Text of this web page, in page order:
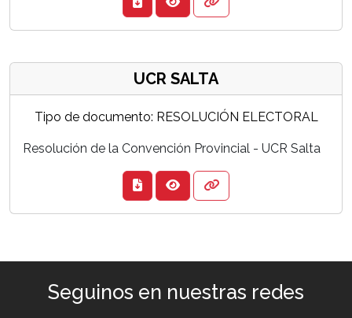
UCR SALTA
Tipo de documento: RESOLUCIÓN ELECTORAL
Resolución de la Convención Provincial - UCR Salta
Seguinos en nuestras redes